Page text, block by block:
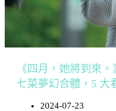
《四月，她將到來
七菜夢幻合體，5 大
2024-07-23